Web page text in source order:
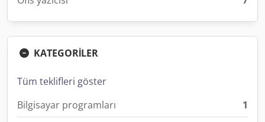
KATEGORİLER
Tüm teklifleri göster
Bilgisayar programları
1